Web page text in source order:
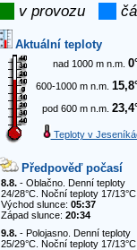
v provozu
Aktuální teploty
nad 1000 m n.m.
600-1000 m n.m.
pod 600 m n.m.
Teploty v
Předpověď počasí
8.8.- Oblačno. Denní teploty
24/28°C. Noční teploty 17/
Východ slunce: 05:37
Západ slunce: 20:34
9.8.- Polojasno. Denní teploty
25/29°C. Noční teploty 17/